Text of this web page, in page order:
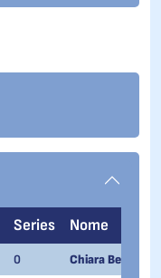
Series Nome
0 Chiara Betti